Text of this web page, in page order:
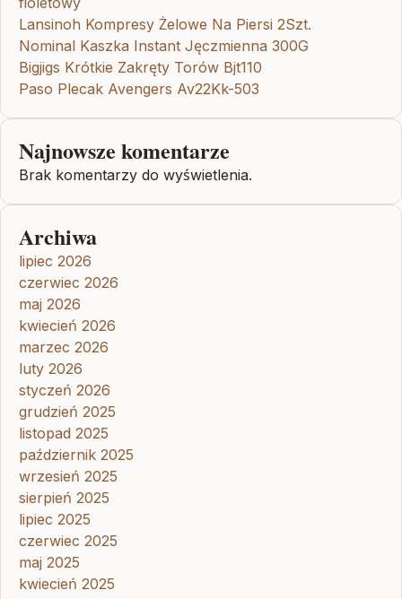
Lansinoh Kompresy Żelowe Na Piersi 2Szt.
Nominal Kaszka Instant Jęczmienna 300G
Bigjigs Krótkie Zakręty Torów Bjt110
Paso Plecak Avengers Av22Kk-503
Najnowsze komentarze
Brak komentarzy do wyświetlenia.
Archiwa
lipiec 2026
czerwiec 2026
maj 2026
kwiecień 2026
marzec 2026
luty 2026
styczeń 2026
grudzień 2025
listopad 2025
październik 2025
wrzesień 2025
sierpień 2025
lipiec 2025
czerwiec 2025
maj 2025
kwiecień 2025